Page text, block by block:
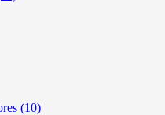
(10)